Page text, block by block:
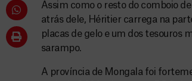
Assim como o resto do comboio
atrás dele, Héritier carrega na
placas de gelo e um dos tesouros
sarampo.
A província de Mongala foi